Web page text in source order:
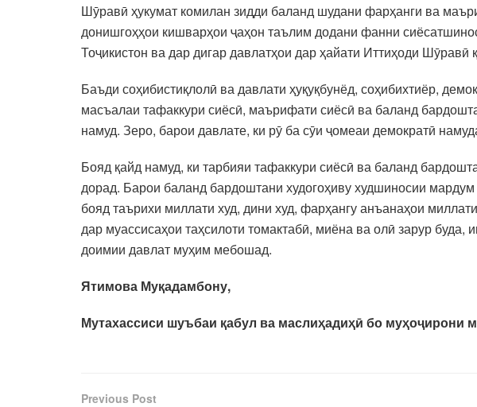
Шӯравӣ ҳукумат комилан зидди баланд шудани фарҳанги ва
донишгоҳҳои кишварҳои ҷаҳон таълим додани фанни
Тоҷикистон ва дар дигар давлатҳои дар ҳайати Иттиҳоди
Баъди соҳибистиқлолӣ ва давлати ҳуқуқбунёд, соҳибихтиёр,
масъалаи тафаккури сиёсӣ, маърифати сиёсӣ ва баланд
намуд. Зеро, барои давлате, ки рӯ ба сӯи ҷомеаи демократӣ
Бояд қайд намуд, ки тарбияи тафаккури сиёсӣ ва баланд
дорад. Барои баланд бардоштани худогоҳиву худшиносии
бояд таърихи миллати худ, дини худ, фарҳангу анъанаҳои
дар муассисаҳои таҳсилоти томактабӣ, миёна ва олӣ зарур
доимии давлат муҳим мебошад.
Ятимова Муқадамбону,
Мутахассиси шуъбаи қабул ва маслиҳадиҳӣ бо муҳоҷирони
Previous Post